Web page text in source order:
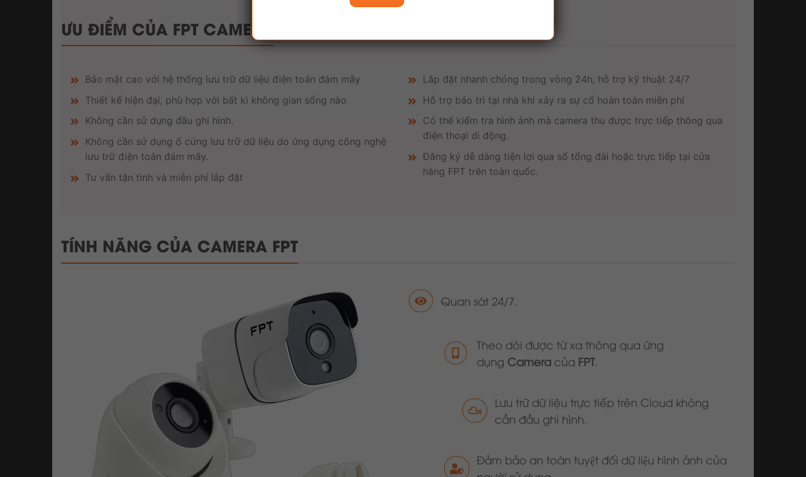
ƯU ĐIỂM CỦA FPT CAMERA
Bảo mật cao với hệ thống lưu trữ dữ liệu điện toán đám mây
Thiết kế hiện đại, phù hợp với bất kì không gian sống nào
Không cần sử dụng đầu ghi hình.
Không cần sử dụng ổ cứng lưu trữ dữ liệu do ứng dụng công nghệ
lưu trữ điện toán đám mây.
Tư vấn tận tình và miễn phí lắp đặt
Lắp đặt nhanh chóng trong vòng 24h, hỗ trợ kỹ thuật 24/7
Hỗ trợ bảo trì tại nhà khi xảy ra sự cố hoàn toàn miễn phí
Có thể kiểm tra hình ảnh mà camera thu được trực tiếp thông qua
điện thoại di động.
Đăng ký dễ dàng tiện lợi qua số tổng đài hoặc trực tiếp tại cửa
hàng FPT trên toàn quốc.
TÍNH NĂNG CỦA CAMERA FPT
Quan sát 24/7.
Theo dõi được từ xa thông qua ứng
dụng Cameracủa FPT.
Lưu trữ dữ liệu trực tiếp trên Cloud không
cần đầu ghi hình.
Đảm bảo an toàn tuyệt đối dữ liệu hình ảnh của